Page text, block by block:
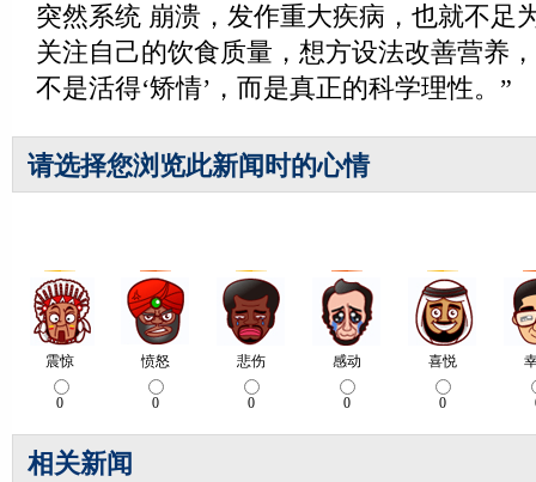
突然系统 崩溃，发作重大疾病，也就不足
关注自己的饮食质量，想方设法改善营养
不是活得‘矫情’，而是真正的科学理性。”
请选择您浏览此新闻时的心情
相关新闻